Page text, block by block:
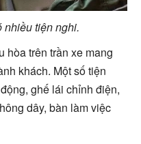
nhiều tiện nghi.
hòa trên trần xe mang
khách. Một số tiện
ghế lái chỉnh điện,
dây, bàn làm việc